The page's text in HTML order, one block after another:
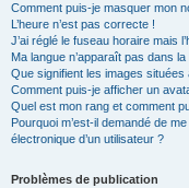
Comment puis-je masquer mon
L’heure n’est pas correcte !
J’ai réglé le fuseau horaire mais
Ma langue n’apparaît pas dans la
Que signifient les images situées
Comment puis-je afficher un
Quel est mon rang et comment
Pourquoi m’est-il demandé de
électronique d’un utilisateur ?
Problèmes de publication